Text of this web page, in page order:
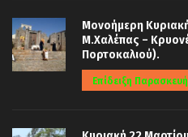
Μονοήμερη
Μ.Χαλέπας –
Πορτοκαλιού).
Επίδειξη